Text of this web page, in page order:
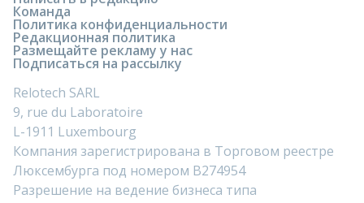
Команда
Политика конфиденциальности
Редакционная политика
Размещайте рекламу у нас
Подписаться на рассылку
Relotech SARL
9, rue du Laboratoire
L-1911 Luxembourg
Компания зарегистрирована в Торговом реестре
Люксембурга под номером B274954
Разрешение на ведение бизнеса типа